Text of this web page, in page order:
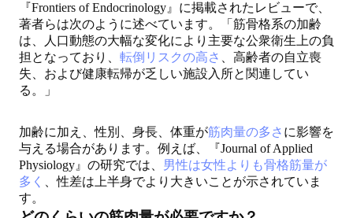
『Frontiers of Endocrinology』に掲載されたレビューで、
著者らは次のように述べています。「筋骨格系の加齢
は、人口動態の大幅な変化により主要な公衆衛生上の負
担となっており、 転倒リスクの高さ
、高齢者の自立喪
失、および健康転帰が乏しい施設入所と関連してい
る。」
加齢に加え、性別、身長、体重が筋肉量の多さ に影響を
与える場合があります。例えば、『Journal of Applied
Physiology』の研究では、 男性は女性よりも骨格筋量が
多く
、性差は上半身でより大きいことが示されていま
す。